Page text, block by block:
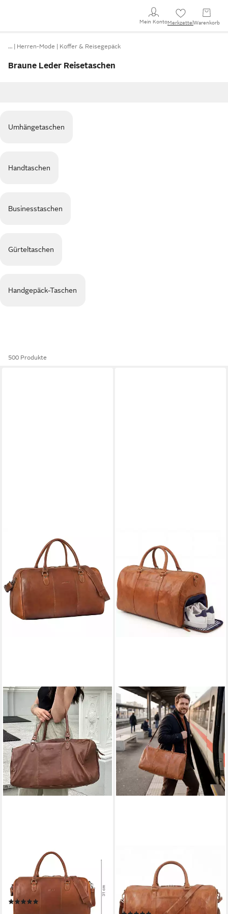
Mein KontoMerkzettel Warenkorb
… Herren-Mode Koffer & Reisegepäck
Braune Leder Reisetaschen
Umhängetaschen
Handtaschen
Businesstaschen
Gürteltaschen
Handgepäck-Taschen
500 Produkte
Weekender "Jarvis" exklusive
Leder Reisetasche für Damen
und Herren
229,90 €
Reisetasche echt Leder
Weekender groß Ledertasche
braun SKYLER mit Schuhfach,
Echtleder Reisegepäck für